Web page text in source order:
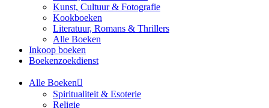
Kunst, Cultuur & Fotografie
Kookboeken
Literatuur, Romans & Thrillers
Alle Boeken
Inkoop boeken
Boekenzoekdienst
Alle Boeken
Spiritualiteit & Esoterie
Religie